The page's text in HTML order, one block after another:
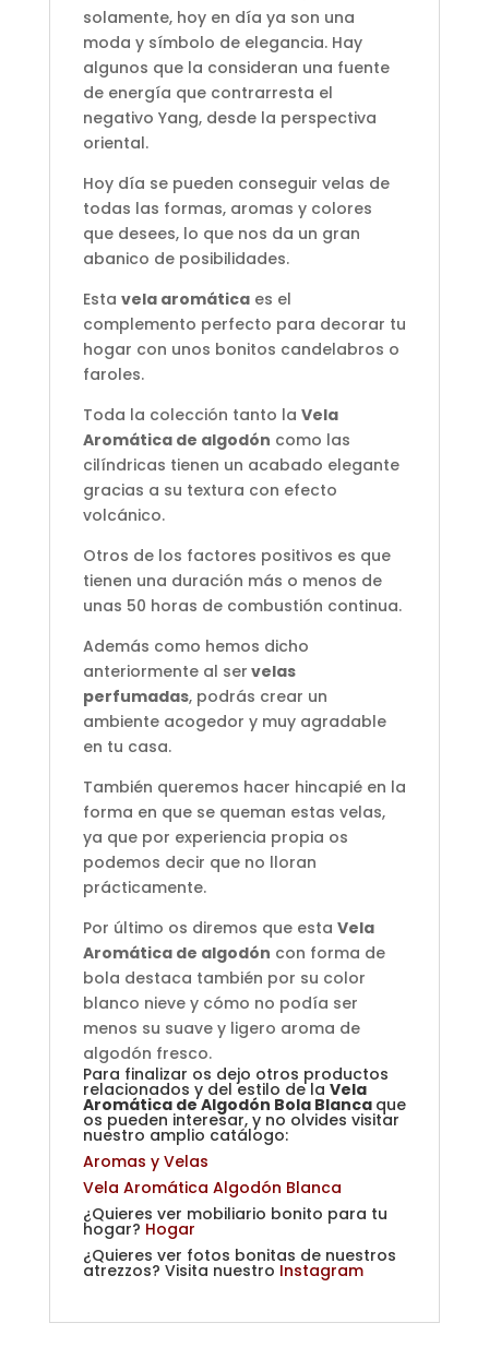
solamente, hoy en día ya son una
moda y símbolo de elegancia. Hay
algunos que la consideran una fuente
de energía que contrarresta el
negativo Yang, desde la perspectiva
oriental.
Hoy día se pueden conseguir velas de
todas las formas, aromas y colores
que desees, lo que nos da un gran
abanico de posibilidades.
Esta vela aromáticaes el
complemento perfecto para decorar tu
hogar con unos bonitos candelabros o
faroles.
Toda la colección tanto la Vela
Aromática de algodón como las
cilíndricas tienen un acabado elegante
gracias a su textura con efecto
volcánico.
Otros de los factores positivos es que
tienen una duración más o menos de
unas 50 horas de combustión continua.
Además como hemos dicho
anteriormente al ser velas
perfumadas, podrás crear un
ambiente acogedor y muy agradable
en tu casa.
También queremos hacer hincapié en la
forma en que se queman estas velas,
ya que por experiencia propia os
podemos decir que no lloran
prácticamente.
Por último os diremos que esta Vela
Aromática de algodón con forma de
bola destaca también por su color
blanco nieve y cómo no podía ser
menos su suave y ligero aroma de
algodón fresco.
Para finalizar os dejo otros productos
relacionados y del estilo de la Vela
Aromática de Algodón Bola Blanca que
os pueden interesar, y no olvides visitar
nuestro amplio catálogo:
Aromas y Velas
Vela Aromática Algodón Blanca
¿Quieres ver mobiliario bonito para tu
hogar? Hogar
¿Quieres ver fotos bonitas de nuestros
atrezzos? Visita nuestro Instagram